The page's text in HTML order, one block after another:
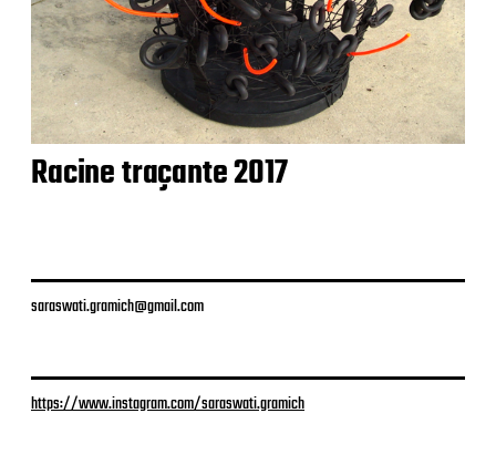
Racine traçante 2017
saraswati.gramich@gmail.com
https://www.instagram.com/saraswati.gramich